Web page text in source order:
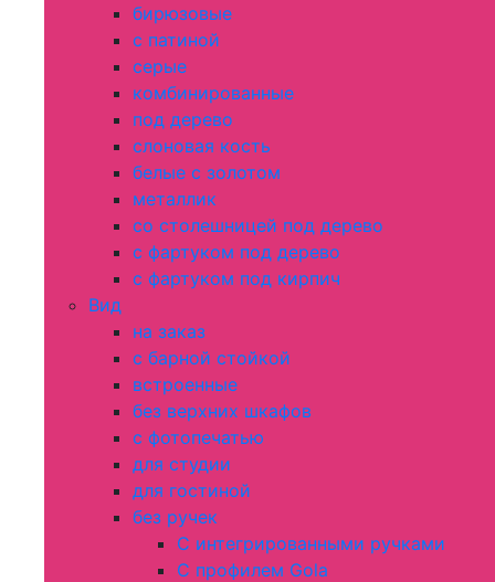
бирюзовые
с патиной
серые
комбинированные
под дерево
слоновая кость
белые с золотом
металлик
со столешницей под дерево
с фартуком под дерево
с фартуком под кирпич
Вид
на заказ
с барной стойкой
встроенные
без верхних шкафов
с фотопечатью
для студии
для гостиной
без ручек
С интегрированными ручками
С профилем Gola